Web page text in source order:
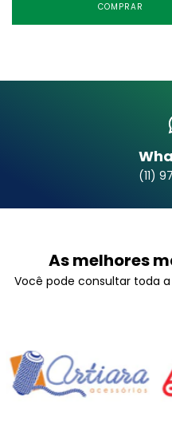
COMPRAR
(11)
As melhores
Você pode consultar toda